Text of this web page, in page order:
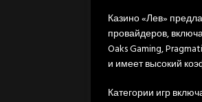
Казино «Лев»
провайдеров,
Oaks Gaming,
и имеет высокий
Категории игр